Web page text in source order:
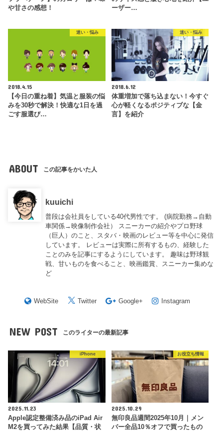
や甘さの感想！
ーザー…
迷い・悩み
2018.4.15
【今日の重ね着】気温と服装の悩
みを30秒で解決！快適な1日を過
ごす服選び…
迷い・悩み
2018.6.12
体重増加で落ち込まない！今すぐ
心が軽くなるポジティブな【金
言】を紹介
ABOUT この記事をかいた人
kuuichi
普段は会社員をしている40代男性です。 (病院勤務→自動
車関係→映像制作会社） スニーカーの紹介やプロ野球
（巨人）のこと、スタバ・映画のレビュー等を中心に発信
しています。 レビューは実際に所有するもの、経験した
ことのみを記事にするようにしています。 趣味は野球観
戦、甘いものを食べること、映画鑑賞、スニーカー集めな
ど
WebSite Twitter Google+ Instagram
NEW POST このライターの最新記事
iPhone
2025.11.23
Apple認定整備済み品のiPad Air
M2を買ってみた結果【品質・状
お役立ち情報
2025.10.29
無印良品週間2025年10月｜メン
バー全品10％オフで買ったもの